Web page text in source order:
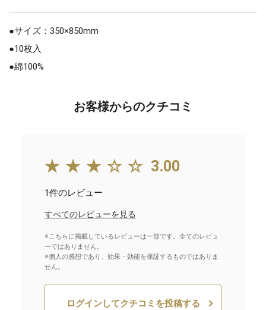
●サイズ：350×850mm
●10枚入
●綿100%
お客様からのクチコミ
★★★☆☆ 3.00
1件のレビュー
すべてのレビューを見る
※こちらに掲載しているレビューは一部です。全てのレビュ
ーではありません。
※個人の感想であり、効果・効能を保証するものではありま
せん。
ログインしてクチコミを投稿する